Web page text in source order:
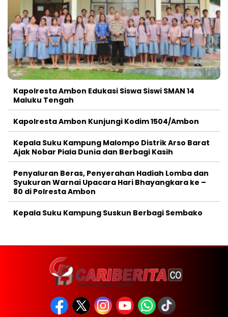
Kapolresta Ambon Edukasi Siswa Siswi SMAN 14
Maluku Tengah
Kapolresta Ambon Kunjungi Kodim 1504/Ambon
Kepala Suku Kampung Malompo Distrik Arso Barat
Ajak Nobar Piala Dunia dan Berbagi Kasih
Penyaluran Beras, Penyerahan Hadiah Lomba dan
Syukuran Warnai Upacara Hari Bhayangkara ke –
80 di Polresta Ambon
Kepala Suku Kampung Suskun Berbagi Sembako